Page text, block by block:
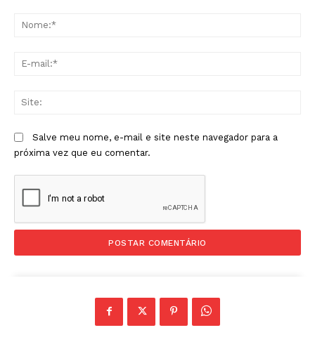
Salve meu nome, e-mail e site neste navegador para a
próxima vez que eu comentar.